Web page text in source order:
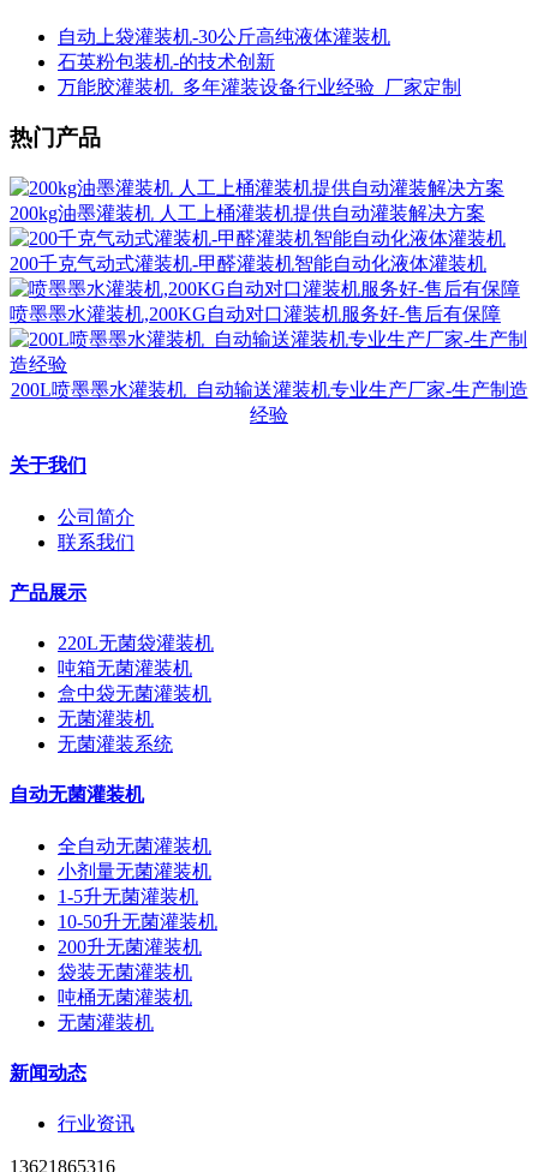
自动上袋灌装机-30公斤高纯液体灌装机
石英粉包装机-的技术创新
万能胶灌装机_多年灌装设备行业经验_厂家定制
热门产品
200kg油墨灌装机 人工上桶灌装机提供自动灌装解决方案
200千克气动式灌装机-甲醛灌装机智能自动化液体灌装机
喷墨墨水灌装机,200KG自动对口灌装机服务好-售后有保障
200L喷墨墨水灌装机_自动输送灌装机专业生产厂家-生产制造
经验
关于我们
公司简介
联系我们
产品展示
220L无菌袋灌装机
吨箱无菌灌装机
盒中袋无菌灌装机
无菌灌装机
无菌灌装系统
自动无菌灌装机
全自动无菌灌装机
小剂量无菌灌装机
1-5升无菌灌装机
10-50升无菌灌装机
200升无菌灌装机
袋装无菌灌装机
吨桶无菌灌装机
无菌灌装机
新闻动态
行业资讯
13621865316